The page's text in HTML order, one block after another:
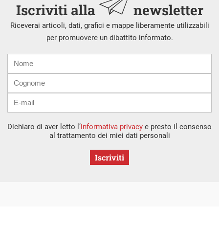
Iscriviti alla newsletter
Riceverai articoli, dati, grafici e mappe liberamente utilizzabili
per promuovere un dibattito informato.
mail
Dichiaro di aver letto l’informativa privacy e presto il consenso
al trattamento dei miei dati personali
Iscriviti